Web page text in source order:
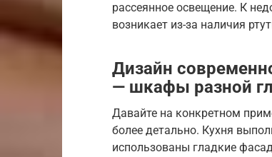
рассеянное освещение. К
возникает из-за наличия
Дизайн
— шкафы разной
Давайте на конкретном
более детально. Кухня
использованы гладкие